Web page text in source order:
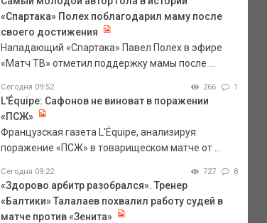
«Спартака» Полех поблагодарил маму после
своего достижения
Нападающий «Спартака» Павел Полех в эфире
«Матч ТВ» отметил поддержку мамы после ...
Сегодня 09:52 266 1
L'Équipe: Сафонов не виноват в поражении
«ПСЖ»
Французская газета L'Équipe, анализируя
поражение «ПСЖ» в товарищеском матче от ...
Сегодня 09:22 727 8
«Здорово арбитр разобрался». Тренер
«Балтики» Талалаев похвалил работу судей в
матче против «Зенита»